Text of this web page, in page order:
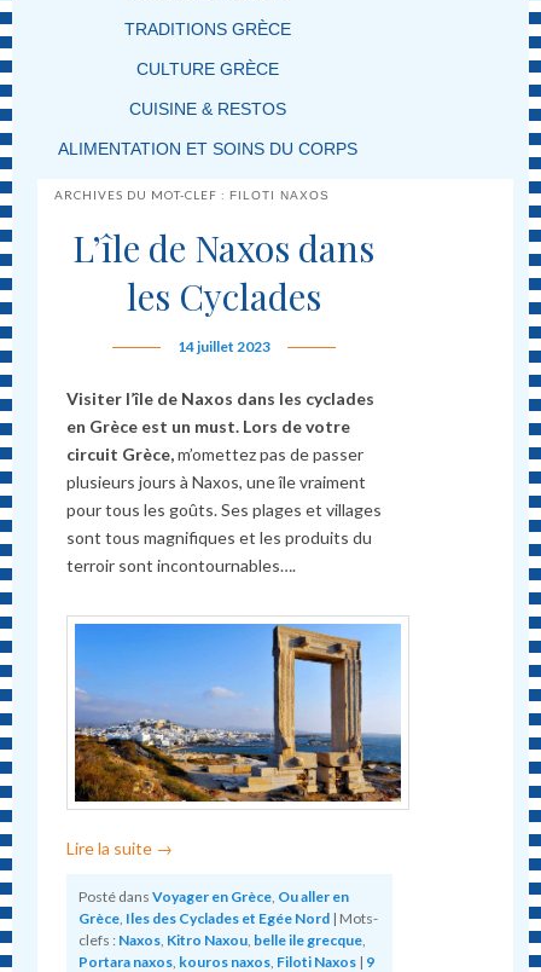
TRADITIONS GRÈCE
CULTURE GRÈCE
CUISINE & RESTOS
ALIMENTATION ET SOINS DU CORPS
ARCHIVES DU MOT-CLEF :FILOTI NAXOS
L’île de Naxos dans
les Cyclades
14 juillet 2023
Visiter l’île de Naxos dans les cyclades
en Grèce est un must. Lors de votre
circuit Grèce,m’omettez pas de passer
plusieurs jours à Naxos, une île vraiment
pour tous les goûts. Ses plages et villages
sont tous magnifiques et les produits du
terroir sont incontournables….
Lire la suite →
Posté dans Voyager en Grèce Ou aller en
Grèce Iles des Cyclades et Egée Nord | Mots-
clefs : Naxos Kitro Naxou belle ile grecque
Portara naxos kouros naxos Filoti Naxos | 9